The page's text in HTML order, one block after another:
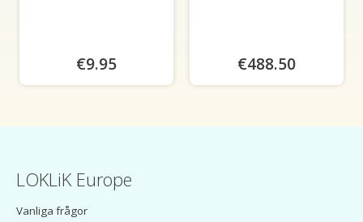
€9.95 €488.50
LOKLiK Europe
Vanliga frågor